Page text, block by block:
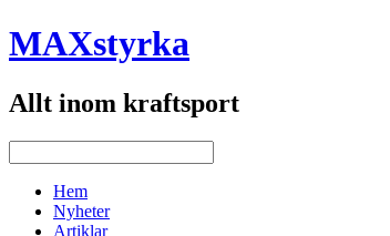
MAXstyrka
Allt inom kraftsport
Hem
Nyheter
Artiklar